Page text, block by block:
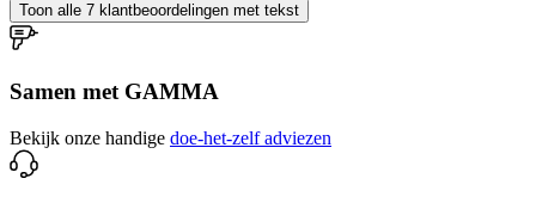
Toon alle 7 klantbeoordelingen met tekst
Samen met GAMMA
Bekijk onze handige doe-het-zelf adviezen